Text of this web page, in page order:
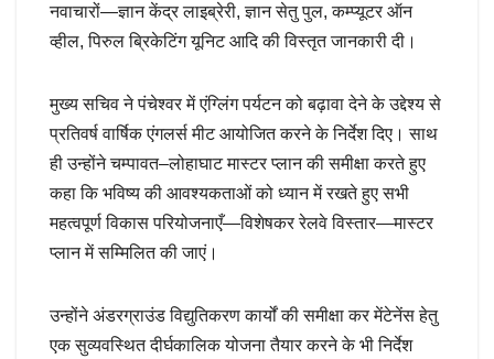
नवाचारों—ज्ञान केंद्र लाइब्रेरी, ज्ञान सेतु पुल, कम्प्यूटर ऑन
व्हील, पिरुल ब्रिकेटिंग यूनिट आदि की विस्तृत जानकारी दी।
मुख्य सचिव ने पंचेश्वर में एंग्लिंग पर्यटन को बढ़ावा देने के उद्देश्य से
प्रतिवर्ष वार्षिक एंगलर्स मीट आयोजित करने के निर्देश दिए। साथ
ही उन्होंने चम्पावत–लोहाघाट मास्टर प्लान की समीक्षा करते हुए
कहा कि भविष्य की आवश्यकताओं को ध्यान में रखते हुए सभी
महत्वपूर्ण विकास परियोजनाएँ—विशेषकर रेलवे विस्तार—मास्टर
प्लान में सम्मिलित की जाएं।
उन्होंने अंडरग्राउंड विद्युतिकरण कार्यों की समीक्षा कर मेंटेनेंस हेतु
एक सुव्यवस्थित दीर्घकालिक योजना तैयार करने के भी निर्देश